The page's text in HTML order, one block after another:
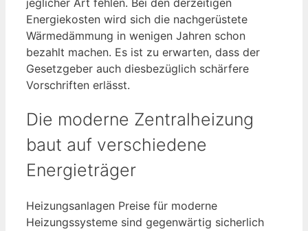
Energiekosten wird sich die nachgerüstete
Wärmedämmung in wenigen Jahren schon
bezahlt machen. Es ist zu erwarten, dass der
Gesetzgeber auch diesbezüglich schärfere
Vorschriften erlässt.
Die moderne Zentralheizung
baut auf verschiedene
Energieträger
Heizungsanlagen Preise für moderne
Heizungssysteme sind gegenwärtig sicherlich